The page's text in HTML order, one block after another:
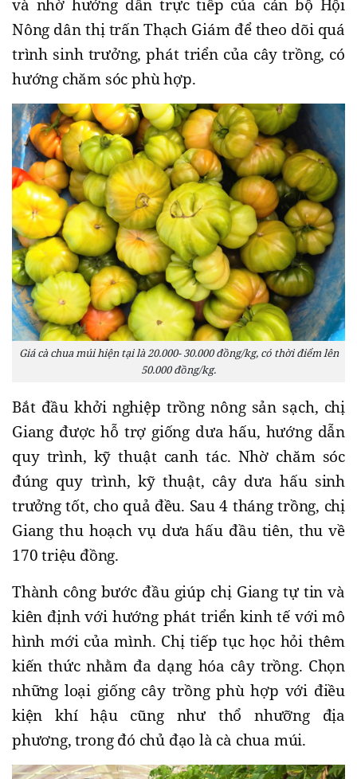
và nhờ hướng dẫn trực tiếp của cán bộ Hội
Nông dân thị trấn Thạch Giám để theo dõi quá
trình sinh trưởng, phát triển của cây trồng, có
hướng chăm sóc phù hợp.
Giá cà chua múi hiện tại là 20.000- 30.000 đồng/kg, có thời điểm lên
50.000 đồng/kg.
Bắt đầu khởi nghiệp trồng nông sản sạch, chị
Giang được hỗ trợ giống dưa hấu, hướng dẫn
quy trình, kỹ thuật canh tác. Nhờ chăm sóc
đúng quy trình, kỹ thuật, cây dưa hấu sinh
trưởng tốt, cho quả đều. Sau 4 tháng trồng, chị
Giang thu hoạch vụ dưa hấu đầu tiên, thu về
170 triệu đồng.
Thành công bước đầu giúp chị Giang tự tin và
kiên định với hướng phát triển kinh tế với mô
hình mới của mình. Chị tiếp tục học hỏi thêm
kiến thức nhằm đa dạng hóa cây trồng. Chọn
những loại giống cây trồng phù hợp với điều
kiện khí hậu cũng như thổ nhưỡng địa
phương, trong đó chủ đạo là cà chua múi.